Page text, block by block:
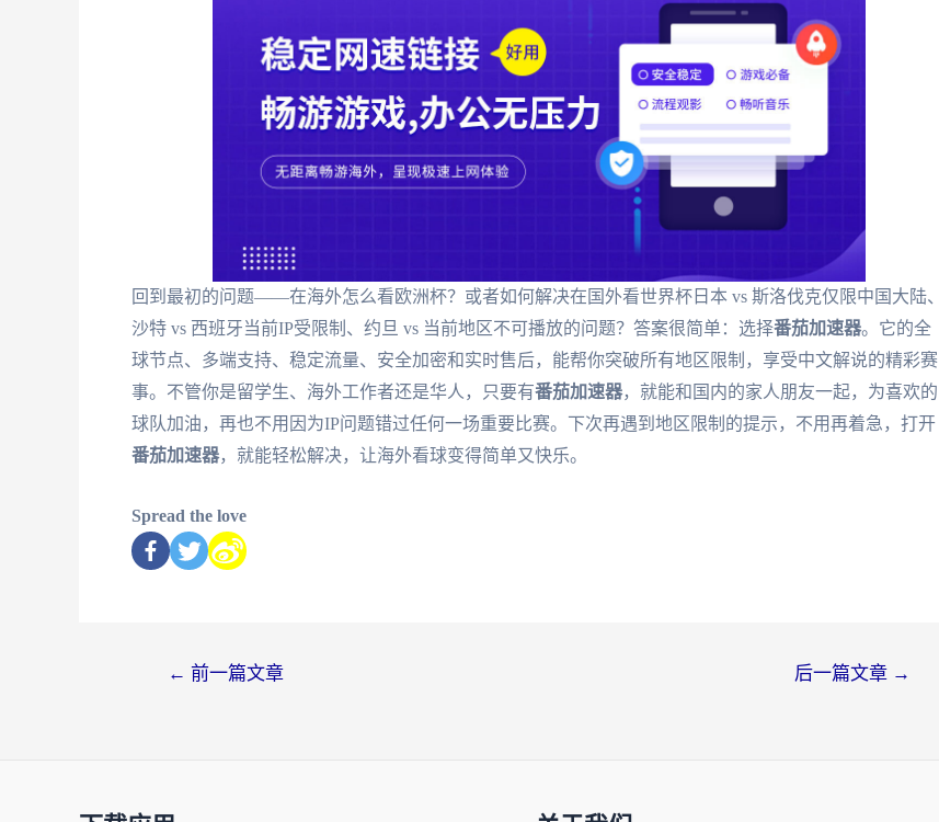
回到最初的问题——在海外怎么看欧洲杯？或者如何解决在国外看世界杯日本 vs 斯洛伐克仅限中国大陆、
沙特 vs 西班牙当前IP受限制、约旦 vs 当前地区不可播放的问题？答案很简单：选择番茄加速器。它的全
球节点、多端支持、稳定流量、安全加密和实时售后，能帮你突破所有地区限制，享受中文解说的精彩赛
事。不管你是留学生、海外工作者还是华人，只要有番茄加速器，就能和国内的家人朋友一起，为喜欢的
球队加油，再也不用因为IP问题错过任何一场重要比赛。下次再遇到地区限制的提示，不用再着急，打开
番茄加速器，就能轻松解决，让海外看球变得简单又快乐。
Spread the love
← 前一篇文章 后一篇文章 →